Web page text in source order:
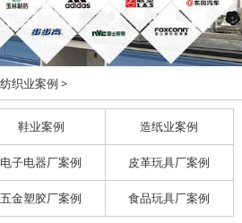
纺织业案例 >
鞋业案例 造纸业案例
电子电器厂案例 皮革玩具厂案例
五金塑胶厂案例 食品玩具厂案例